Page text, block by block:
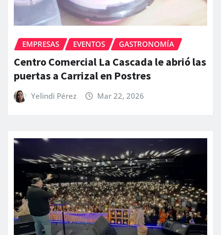
EMPRESAS EVENTOS GASTRONOMÍA
Centro Comercial La Cascada le abrió las
puertas a Carrizal en Postres
Yelindi Pérez Mar 22, 2026